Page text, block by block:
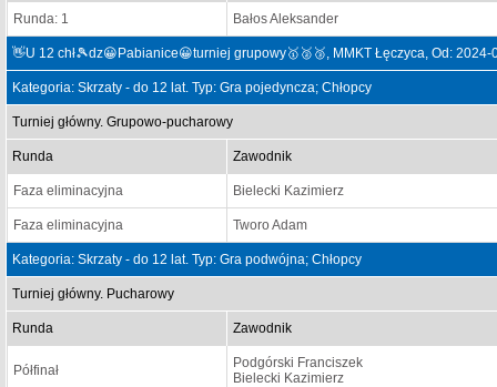
Runda: 1 Bałos Aleksander
👋U 12 chł🎾dz😀Pabianice😀turniej grupowy🥇🥈🥉, MMKT Łęczyca, Od:
Kategoria: Skrzaty - do 12 lat. Typ: Gra pojedyncza; Chłopcy
Turniej główny. Grupowo-pucharowy
Runda Zawodnik
Faza eliminacyjna Bielecki Kazimierz
Faza eliminacyjna Tworo Adam
Kategoria: Skrzaty - do 12 lat. Typ: Gra podwójna; Chłopcy
Turniej główny. Pucharowy
Runda Zawodnik
Półfinał
Podgórski Franciszek
Bielecki Kazimierz